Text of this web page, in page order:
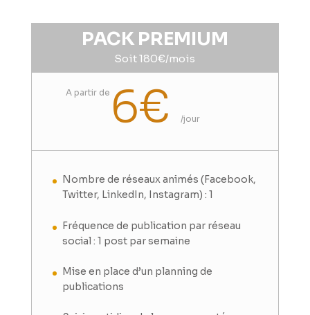
PACK PREMIUM
Soit 180€/mois
A partir de 6€ /jour
Nombre de réseaux animés (Facebook,
Twitter, LinkedIn, Instagram) : 1
Fréquence de publication par réseau
social : 1 post par semaine
Mise en place d’un planning de
publications